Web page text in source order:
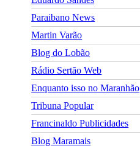
Paraibano News
Martin Varão
Blog do Lobão
Rádio Sertão Web
Enquanto isso no Maranhão
Tribuna Popular
Francinaldo Publicidades
Blog Maramais